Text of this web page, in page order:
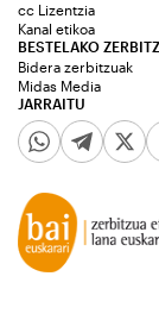
JARRAITU
cc Lizentzia
Kanal etikoa
BESTELAKO
Bidera zerbitzuak
Midas Media